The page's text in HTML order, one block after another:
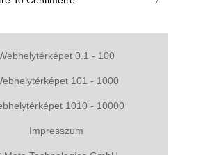
0.1 - 100
101 - 1000
1010 - 10000
Impresszum